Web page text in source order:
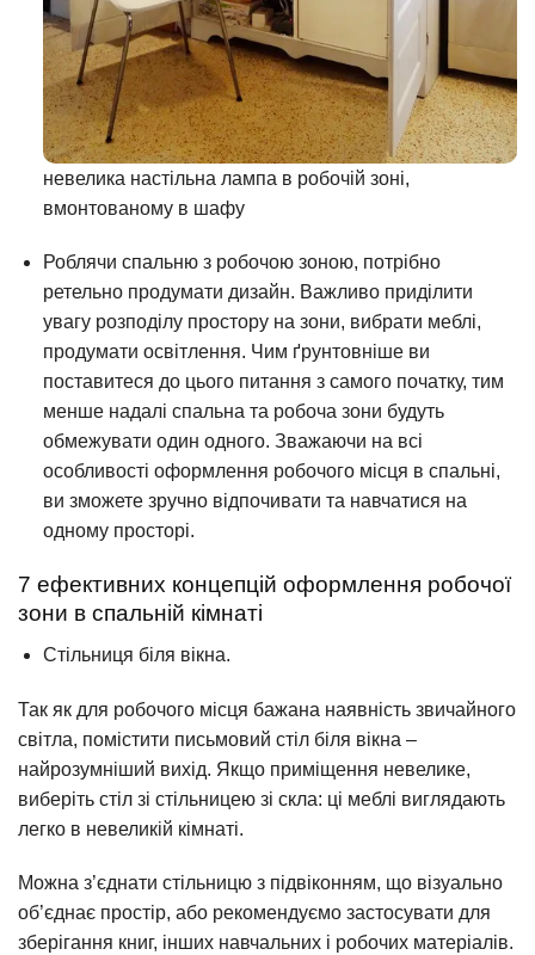
невелика настільна лампа в робочій зоні,
вмонтованому в шафу
Роблячи спальню з робочою зоною, потрібно
ретельно продумати дизайн. Важливо приділити
увагу розподілу простору на зони, вибрати меблі,
продумати освітлення. Чим ґрунтовніше ви
поставитеся до цього питання з самого початку, тим
менше надалі спальна та робоча зони будуть
обмежувати один одного. Зважаючи на всі
особливості оформлення робочого місця в спальні,
ви зможете зручно відпочивати та навчатися на
одному просторі.
7 ефективних концепцій оформлення робочої
зони в спальній кімнаті
Стільниця біля вікна.
Так як для робочого місця бажана наявність звичайного
світла, помістити письмовий стіл біля вікна –
найрозумніший вихід. Якщо приміщення невелике,
виберіть стіл зі стільницею зі скла: ці меблі виглядають
легко в невеликій кімнаті.
Можна з’єднати стільницю з підвіконням, що візуально
об’єднає простір, або рекомендуємо застосувати для
зберігання книг, інших навчальних і робочих матеріалів.